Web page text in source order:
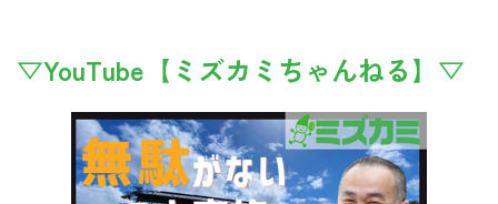
▽YouTube【ミズカミちゃんねる】▽